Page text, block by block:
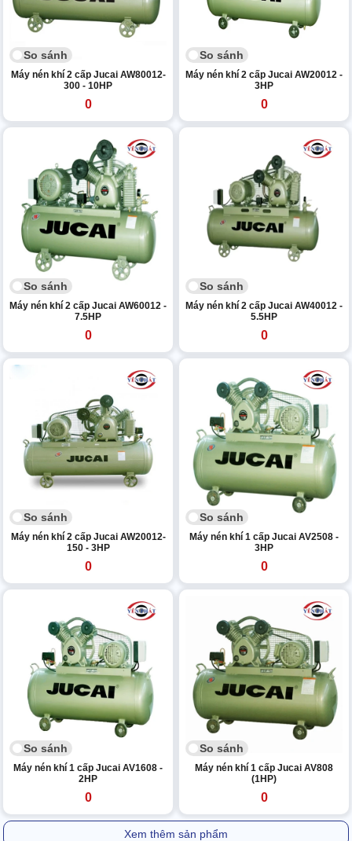
So sánh
Máy nén khí 2 cấp Jucai AW80012-
300 - 10HP
0
So sánh
Máy nén khí 2 cấp Jucai AW20012 -
3HP
0
So sánh
Máy nén khí 2 cấp Jucai AW60012 -
7.5HP
0
So sánh
Máy nén khí 2 cấp Jucai AW40012 -
5.5HP
0
So sánh
Máy nén khí 2 cấp Jucai AW20012-
150 - 3HP
0
So sánh
Máy nén khí 1 cấp Jucai AV2508 -
3HP
0
So sánh
Máy nén khí 1 cấp Jucai AV1608 -
2HP
0
So sánh
Máy nén khí 1 cấp Jucai AV808
(1HP)
0
Xem thêm sản phẩm